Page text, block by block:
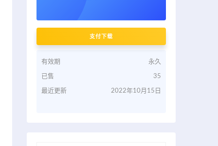
支付下载
有效期 永久
已售 35
最近更新 2022年10月15日